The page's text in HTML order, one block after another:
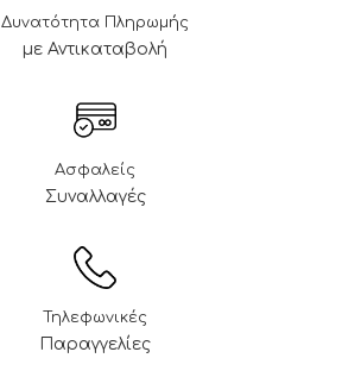
Δυνατότητα Πληρωμής
με Αντικαταβολή
Ασφαλείς
Συναλλαγές
Τηλεφωνικές
Παραγγελίες